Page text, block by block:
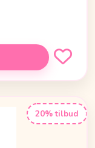
20% tilbud